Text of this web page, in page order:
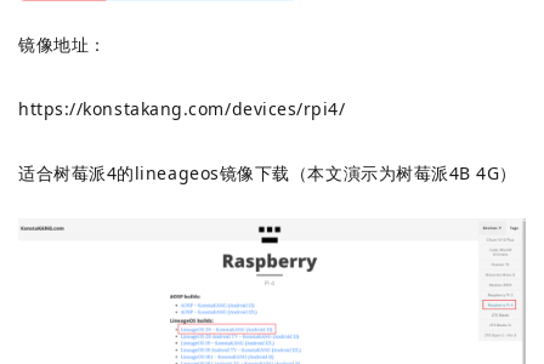
镜像地址：
https://konstakang.com/devices/rpi4/
适合树莓派4的lineageos镜像下载（本文演示为树莓派4B 4G）